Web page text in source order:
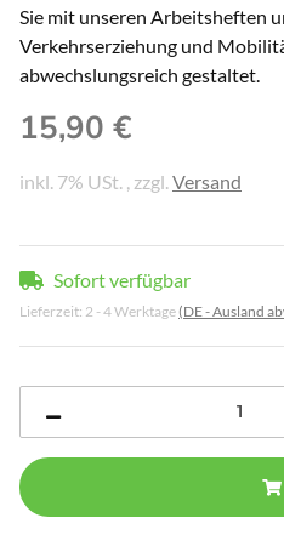
Sie mit unseren Arbeitsheften
Verkehrserziehung und
abwechslungsreich gestaltet.
15,90 €
inkl. 7% USt. , zzgl. Versand
Sofort verfügbar
Lieferzeit: 2 - 4 Werktage(DE - Ausland